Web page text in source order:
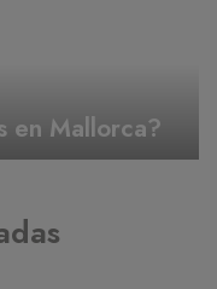
en Mallorca?